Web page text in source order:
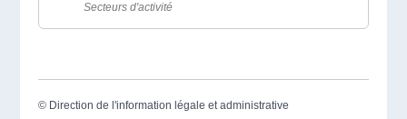
Secteurs d'activité
© Direction de l'information légale et administrative